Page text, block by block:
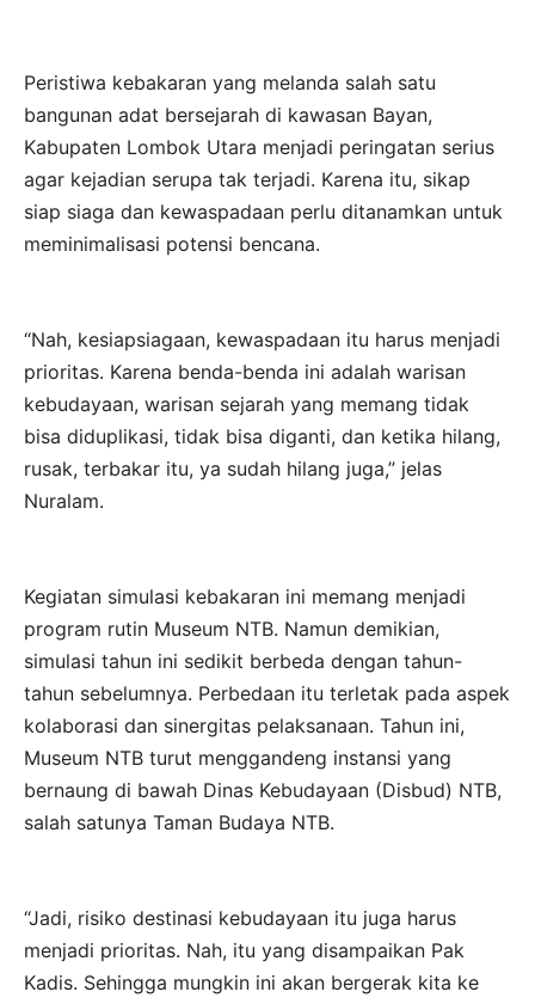
Peristiwa kebakaran yang melanda salah satu
bangunan adat bersejarah di kawasan Bayan,
Kabupaten Lombok Utara menjadi peringatan serius
agar kejadian serupa tak terjadi. Karena itu, sikap
siap siaga dan kewaspadaan perlu ditanamkan untuk
meminimalisasi potensi bencana.
“Nah, kesiapsiagaan, kewaspadaan itu harus menjadi
prioritas. Karena benda-benda ini adalah warisan
kebudayaan, warisan sejarah yang memang tidak
bisa diduplikasi, tidak bisa diganti, dan ketika hilang,
rusak, terbakar itu, ya sudah hilang juga,” jelas
Nuralam.
Kegiatan simulasi kebakaran ini memang menjadi
program rutin Museum NTB. Namun demikian,
simulasi tahun ini sedikit berbeda dengan tahun-
tahun sebelumnya. Perbedaan itu terletak pada aspek
kolaborasi dan sinergitas pelaksanaan. Tahun ini,
Museum NTB turut menggandeng instansi yang
bernaung di bawah Dinas Kebudayaan (Disbud) NTB,
salah satunya Taman Budaya NTB.
“Jadi, risiko destinasi kebudayaan itu juga harus
menjadi prioritas. Nah, itu yang disampaikan Pak
Kadis. Sehingga mungkin ini akan bergerak kita ke